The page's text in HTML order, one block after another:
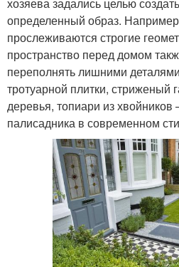
определенный образ.
прослеживаются строгие
пространство перед домом
переполнять лишними
тротуарной плитки, стриженый
деревья, топиари из хвойников
палисадника в современном